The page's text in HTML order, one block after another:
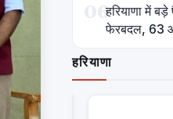
06हरियाणा में
फेरबदल, 63
हरियाणा